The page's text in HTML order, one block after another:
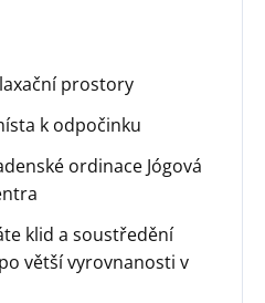
prostory
k odpočinku
ordinace Jógová
klid a soustředění
větší vyrovnanosti v